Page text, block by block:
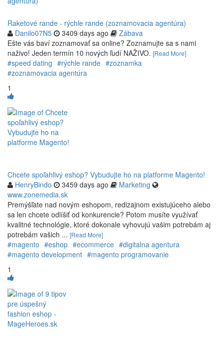
Raketové rande - rýchle rande (zoznamovacia agentúra)
Danilo07N5
3409 days ago
Zábava
Ešte vás baví zoznamovať sa online? Zoznamujte sa s nami
naživo! Jeden termín 10 nových ľudí NAŽIVO. [Read More]
#speed dating #rýchle rande #zoznamka
#zoznamovacia agentúra
1
Chcete spoľahlivý eshop? Vybudujte ho na platforme Magento!
HenryBindo
3459 days ago
Marketing
www.zonemedia.sk
Premýšľate nad novým eshopom, redizajnom existujúceho alebo
sa len chcete odlíšiť od konkurencie? Potom musíte využívať
kvalitné technológie, ktoré dokonale vyhovujú vašim potrebám aj
potrebám vašich ... [Read More]
#magento #eshop #ecommerce #digitalna agentura
#magento development #magento programovanie
1